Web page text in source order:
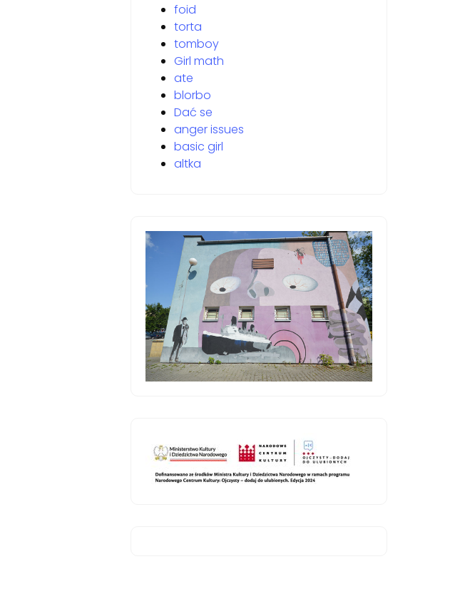
foid
torta
tomboy
Girl math
ate
blorbo
Dać se
anger issues
basic girl
altka